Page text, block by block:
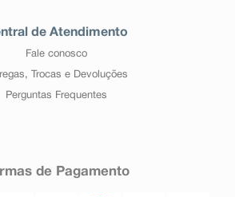
de Atendimento
Fale conosco
Trocas e Devoluções
Perguntas Frequentes
de Pagamento